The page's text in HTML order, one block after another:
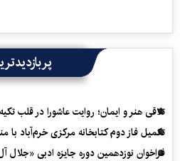
تلاقی هنر و ایمان؛ روایت عاشورا در قلب
تکمیل فاز دوم کتابخانه مرکزی خرم‌آباد با
فراخوان نوزدهمین دوره جایزه ادبی